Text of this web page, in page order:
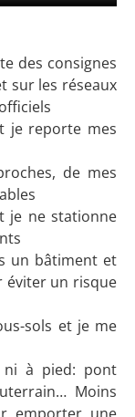
des consignes
sur les réseaux
je reporte mes
de mes
je ne stationne
un bâtiment et
éviter un risque
sols et je me
ni à pied: pont
Moins
emporter une